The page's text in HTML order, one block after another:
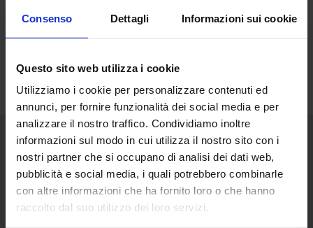
Consenso Dettagli Informazioni sui cookie
Questo sito web utilizza i cookie
Utilizziamo i cookie per personalizzare contenuti ed
annunci, per fornire funzionalità dei social media e per
analizzare il nostro traffico. Condividiamo inoltre
informazioni sul modo in cui utilizza il nostro sito con i
nostri partner che si occupano di analisi dei dati web,
pubblicità e social media, i quali potrebbero combinarle
con altre informazioni che ha fornito loro o che hanno
raccolto dal suo utilizzo dei loro servizi.
Senaf srl
+ 39 051.325511
+ 39 02.332039460